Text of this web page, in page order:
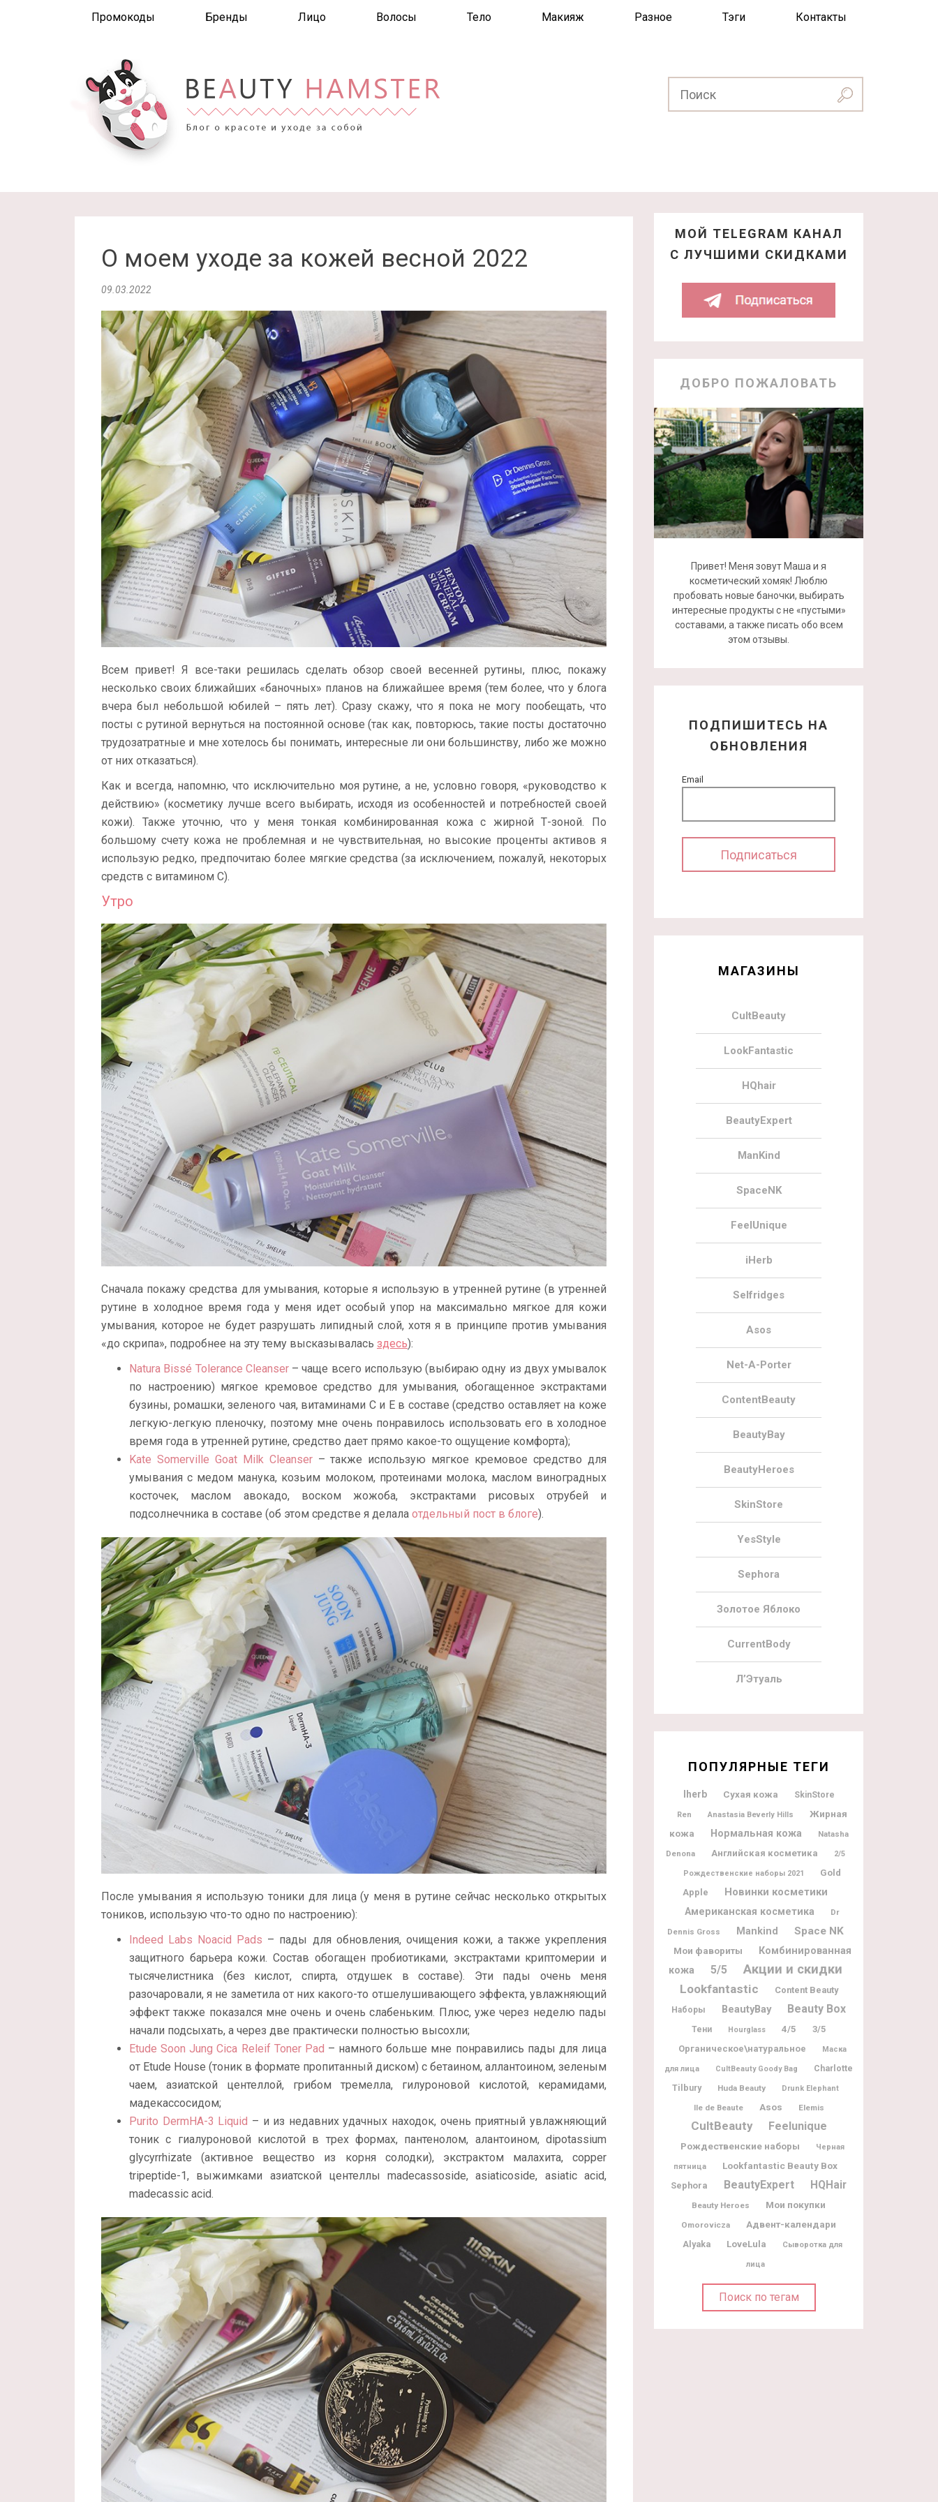
Промокоды Бренды Лицо Волосы Тело Макияж Разное Тэги Контакты
О моем уходе за кожей весной 2022
09.03.2022
Всем привет! Я все-таки решилась сделать обзор своей весенней рутины, плюс, покажу
несколько своих ближайших «баночных» планов на ближайшее время (тем более, что у блога
вчера был небольшой юбилей – пять лет). Сразу скажу, что я пока не могу пообещать, что
посты с рутиной вернуться на постоянной основе (так как, повторюсь, такие посты достаточно
трудозатратные и мне хотелось бы понимать, интересные ли они большинству, либо же можно
от них отказаться).
Как и всегда, напомню, что исключительно моя рутине, а не, условно говоря, «руководство к
действию» (косметику лучше всего выбирать, исходя из особенностей и потребностей своей
кожи). Также уточню, что у меня тонкая комбинированная кожа с жирной Т-зоной. По
большому счету кожа не проблемная и не чувствительная, но высокие проценты активов я
использую редко, предпочитаю более мягкие средства (за исключением, пожалуй, некоторых
средств с витамином С).
Утро
Сначала покажу средства для умывания, которые я использую в утренней рутине (в утренней
рутине в холодное время года у меня идет особый упор на максимально мягкое для кожи
умывания, которое не будет разрушать липидный слой, хотя я в принципе против умывания
«до скрипа», подробнее на эту тему высказывалась здесь):
Natura Bissé Tolerance Cleanser– чаще всего использую (выбираю одну из двух умывалок
по настроению) мягкое кремовое средство для умывания, обогащенное экстрактами
бузины, ромашки, зеленого чая, витаминами С и Е в составе (средство оставляет на коже
легкую-легкую пленочку, поэтому мне очень понравилось использовать его в холодное
время года в утренней рутине, средство дает прямо какое-то ощущение комфорта);
Kate Somerville Goat Milk Cleanser– также использую мягкое кремовое средство для
умывания с медом манука, козьим молоком, протеинами молока, маслом виноградных
косточек, маслом авокадо, воском жожоба, экстрактами рисовых отрубей и
подсолнечника в составе (об этом средстве я делала отдельный пост в блоге).
После умывания я использую тоники для лица (у меня в рутине сейчас несколько открытых
тоников, использую что-то одно по настроению):
Indeed Labs Noacid Pads – пады для обновления, очищения кожи, а также укрепления
защитного барьера кожи. Состав обогащен пробиотиками, экстрактами криптомерии и
тысячелистника (без кислот, спирта, отдушек в составе). Эти пады очень меня
разочаровали, я не заметила от них какого-то отшелушивающего эффекта, увлажняющий
эффект также показался мне очень и очень слабеньким. Плюс, уже через неделю пады
начали подсыхать, а через две практически полностью высохли;
Etude Soon Jung Cica Releif Toner Pad – намного больше мне понравились пады для лица
от Etude House (тоник в формате пропитанный диском) с бетаином, аллантоином, зеленым
чаем, азиатской центеллой, грибом тремелла, гилуроновой кислотой, керамидами,
мадекассосидом;
Purito DermHA-3 Liquid – и из недавних удачных находок, очень приятный увлажняющий
тоник с гиалуроновой кислотой в трех формах, пантенолом, алантоином, dipotassium
glycyrrhizate (активное вещество из корня солодки), экстрактом малахита, copper
tripeptide-1, выжимками азиатской центеллы madecassoside, asiaticoside, asiatic acid,
madecassic acid.
МОЙ TELEGRAM КАНАЛ
С ЛУЧШИМИ СКИДКАМИ
ДОБРО ПОЖАЛОВАТЬ
Привет! Меня зовут Маша и я
косметический хомяк! Люблю
пробовать новые баночки, выбирать
интересные продукты с не «пустыми»
составами, а также писать обо всем
этом отзывы.
ПОДПИШИТЕСЬ НА
ОБНОВЛЕНИЯ
Email
МАГАЗИНЫ
CultBeauty
LookFantastic
HQhair
BeautyExpert
ManKind
SpaceNK
FeelUnique
iHerb
Selfridges
Asos
Net-A-Porter
ContentBeauty
BeautyBay
BeautyHeroes
SkinStore
YesStyle
Sephora
Золотое Яблоко
CurrentBody
Л’Этуаль
ПОПУЛЯРНЫЕ ТЕГИ
Iherb Сухая кожа SkinStore
Ren Anastasia Beverly Hills
Жирная
кожа
Нормальная кожа
Natasha
Denona
Английская косметика 2/5
Рождественские наборы 2021
Gold
Apple
Новинки косметики
Американская косметика
Dr
Dennis Gross
Mankind Space NK
Мои фавориты
Комбинированная
кожа
5/5 Акции и скидки
Lookfantastic Content Beauty
Наборы BeautyBay Beauty Box
Тени Hourglass 4/5
3/5
Органическое\натуральное
Маска
для лица CultBeauty Goody Bag
Charlotte
Tilbury
Huda Beauty Drunk Elephant
Ile de Beaute Asos Elemis
CultBeauty Feelunique
Рождественские наборы Черная
пятница Lookfantastic Beauty Box
Sephora BeautyExpert HQHair
Beauty Heroes Мои покупки
Omorovicza Адвент-календари
Alyaka LoveLula Сыворотка для
лица
Поиск по тегам